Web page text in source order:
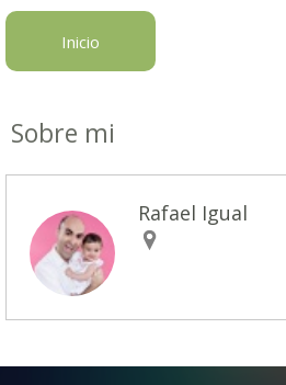
Inicio
Sobre mi
Rafael Igual